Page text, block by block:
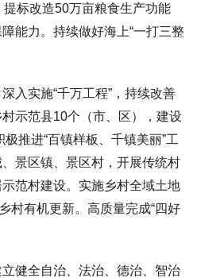
标改造50万亩粮食生产功能
能力。持续做好海上“一打三整
入实施“千万工程”，持续改善
示范县10个（市、区），建设
推进“百镇样板、千镇美丽”工
景区镇、景区村，开展传统村
范村建设。实施乡村全域土地
村有机更新。高质量完成“四好
健全自治、法治、德治、智治